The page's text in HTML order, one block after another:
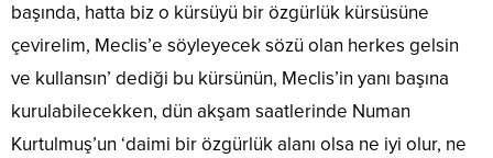
başında, hatta biz o kürsüyü bir özgürlük kürsüsüne
çevirelim, Meclis’e söyleyecek sözü olan herkes gelsin
ve kullansın’ dediği bu kürsünün, Meclis’in yanı başına
kurulabilecekken, dün akşam saatlerinde Numan
Kurtulmuş’un ‘daimi bir özgürlük alanı olsa ne iyi olur, ne